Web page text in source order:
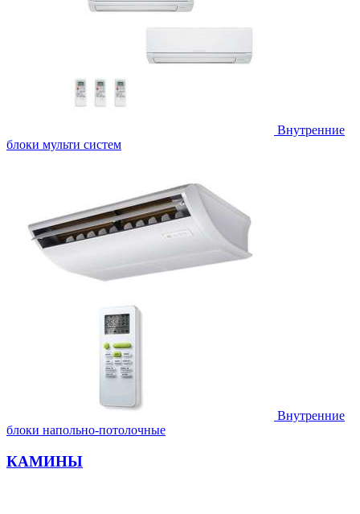
Внутренние
блоки мульти систем
Внутренние
блоки напольно-потолочные
КАМИНЫ